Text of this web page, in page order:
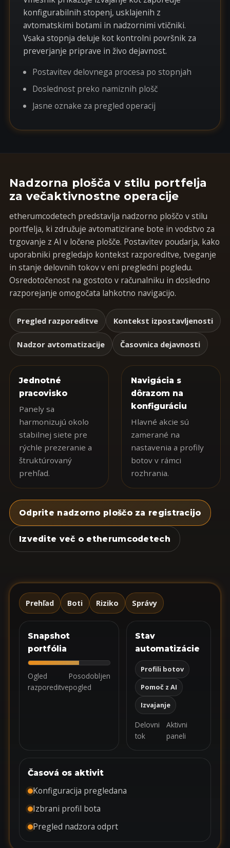
konfigurabilnih stopenj, usklajenih z
avtomatskimi botami in nadzornimi vtičniki.
Vsaka stopnja deluje kot kontrolni površnik za
preverjanje priprave in živo dejavnost.
Postavitev delovnega procesa po stopnjah
Doslednost preko namiznih plošč
Jasne oznake za pregled operacij
Nadzorna plošča v stilu portfelja
za večaktivnostne operacije
etherumcodetech predstavlja nadzorno ploščo v stilu
portfelja, ki združuje avtomatizirane bote in vodstvo za
trgovanje z AI v ločene plošče. Postavitev poudarja, kako
uporabniki pregledajo kontekst razporeditve, tveganje
in stanje delovnih tokov v eni pregledni pogledu.
Osredotočenost na gostoto v računalniku in dosledno
razporejanje omogočata lahkotno navigacijo.
Pregled razporeditve Kontekst izpostavljenosti
Nadzor avtomatizacije Časovnica dejavnosti
Jednotné
pracovisko
Panely sa
harmonizujú okolo
stabilnej siete pre
rýchle prezeranie a
štruktúrovaný
prehľad.
Navigácia s
dôrazom na
konfiguráciu
Hlavné akcie sú
zamerané na
nastavenia a profily
botov v rámci
rozhrania.
Odprite nadzorno ploščo za registracijo
Izvedite več o etherumcodetech
Prehľad Boti Riziko Správy
Snapshot
portfólia
Ogled
razporeditve
Posodobljen
pogled
Stav
automatizácie
Profili botov
Pomoč z AI
Izvajanje
Delovni
tok
Aktivni
paneli
Časová os aktivit
Konfiguracija pregledana
Izbrani profil bota
Pregled nadzora odprt